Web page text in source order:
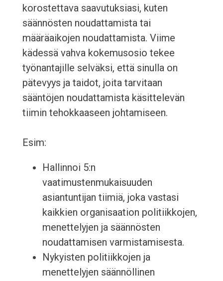
korostettava saavutuksiasi, kuten
säännösten noudattamista tai
määräaikojen noudattamista. Viime
kädessä vahva kokemusosio tekee
työnantajille selväksi, että sinulla on
pätevyys ja taidot, joita tarvitaan
sääntöjen noudattamista käsittelevän
tiimin tehokkaaseen johtamiseen.
Esim:
Hallinnoi 5:n
vaatimustenmukaisuuden
asiantuntijan tiimiä, joka vastasi
kaikkien organisaation politiikkojen,
menettelyjen ja säännösten
noudattamisen varmistamisesta.
Nykyisten politiikkojen ja
menettelyjen säännöllinen